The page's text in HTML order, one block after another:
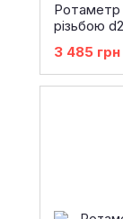
Ротаметр
різьбою
3 485 грн